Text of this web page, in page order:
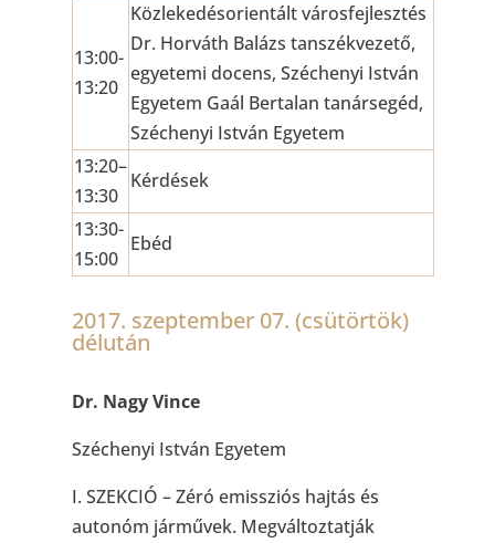
13:00-
13:20
Közlekedésorientált városfejlesztés
Dr. Horváth Balázs tanszékvezető,
egyetemi docens, Széchenyi István
Egyetem Gaál Bertalan tanársegéd,
Széchenyi István Egyetem
13:20–
13:30
Kérdések
13:30-
15:00
Ebéd
2017. szeptember 07. (csütörtök)
délután
Dr. Nagy Vince
Széchenyi István Egyetem
I. SZEKCIÓ – Zéró emissziós hajtás és
autonóm járművek. Megváltoztatják